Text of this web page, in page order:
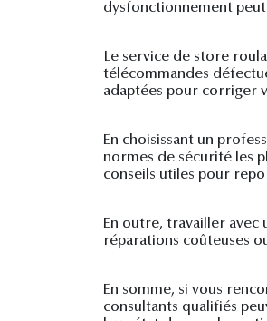
dysfonctionnement
Le service de store
télécommandes
adaptées pour corriger
En choisissant un
normes de sécurité les
conseils utiles pour
En outre, travailler
réparations coûteuses
En somme, si vous
consultants qualifiés